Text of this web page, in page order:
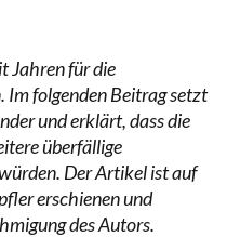
Jahren für die
Im folgenden Beitrag setzt
und erklärt, dass die
überfällige
Der Artikel ist auf
erschienen und
des Autors.